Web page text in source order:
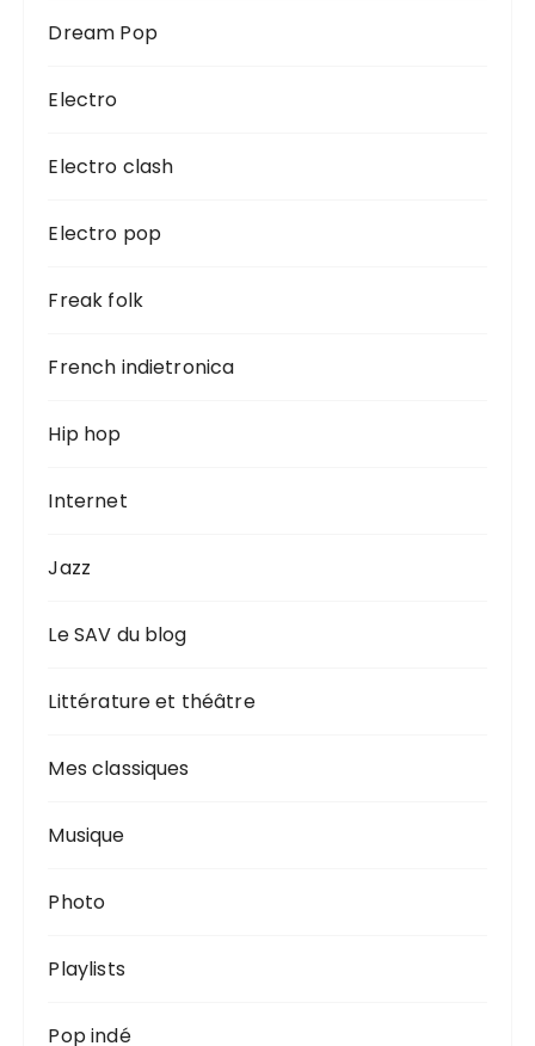
Dream Pop
Electro
Electro clash
Electro pop
Freak folk
French indietronica
Hip hop
Internet
Jazz
Le SAV du blog
Littérature et théâtre
Mes classiques
Musique
Photo
Playlists
Pop indé